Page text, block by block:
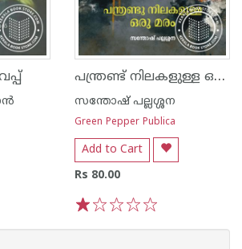
പന്ത്രണ്ട് നിലകളുള്ള ഒരു മരം
സന്തോഷ് പല്ലശ്ശന
Green Pepper Publica
Add to Cart
Rs 80.00